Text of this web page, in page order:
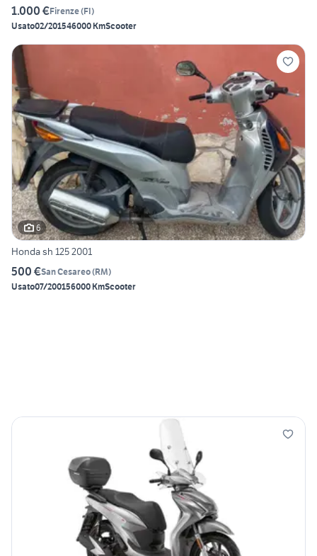
1.000 €Firenze(FI)
Usato02/201546000 KmScooter
6
Honda sh 125 2001
500 €San Cesareo(RM)
Usato07/200156000 KmScooter